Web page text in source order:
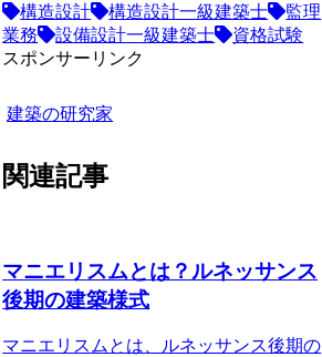
構造設計
構造設計一級建築士
監理
業務
設備設計一級建築士
資格試験
スポンサーリンク
建築の研究家
関連記事
マニエリスムとは？ルネッサンス
後期の建築様式
マニエリスムとは、ルネッサンス後期の